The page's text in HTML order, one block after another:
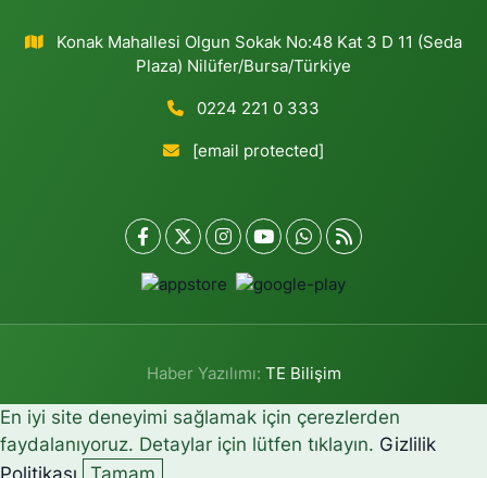
Konak Mahallesi Olgun Sokak No:48 Kat 3 D 11 (Seda
Plaza) Nilüfer/Bursa/Türkiye
0224 221 0 333
[email protected]
Haber Yazılımı: TE Bilişim
En iyi site deneyimi sağlamak için çerezlerden
faydalanıyoruz. Detaylar için lütfen tıklayın. Gizlilik